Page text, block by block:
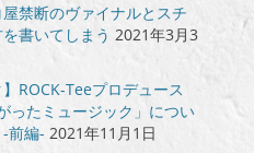
屋禁断のヴァイナルとスチ
書いてしまう 2021年3月3
】ROCK-Teeプロデュース
ったミュージック」につい
前編- 2021年11月1日